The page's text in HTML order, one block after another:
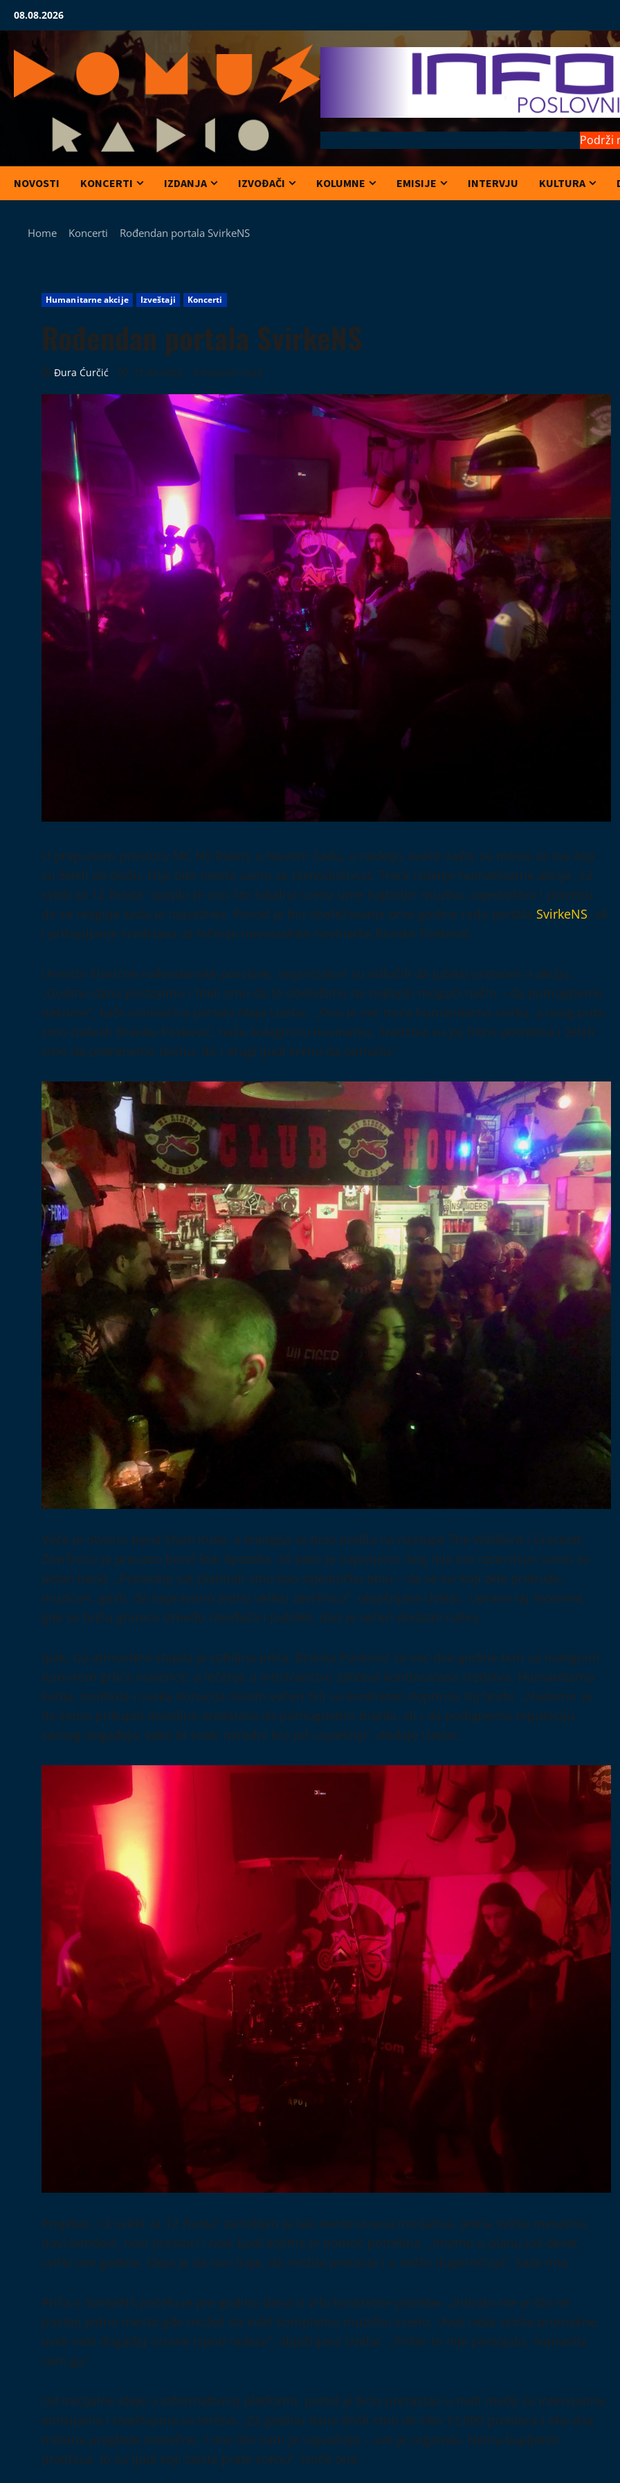
08.08.2026
Podrži
NOVOSTI KONCERTI IZDANJA IZVOĐAČI KOLUMNE EMISIJE INTERVJU KULTURA
Home Koncerti Rođendan portala SvirkeNS
Humanitarne akcije Izveštaji Koncerti
Rođendan portala SvirkeNS
Đura Ćurčić 27.04.2026 4 minutes read
U prepunom prostoru MC NS Riders u Novom Sadu, u nedelju uveče našlo se mesta za sve koji
su želeli da dođu. Nije bilo mesta samo za ravnodušnost. Treće izdanje humanitarne akcije „12
svirki za 12 života“ spojilo je ono što lokalna scena ume najbolje: muziku, zajedništvo i potrebu
da se reaguje kada je najvažnije. Povod je bio obeležavanje prve godine rada portala SvirkeNS, ali
i prikupljanje sredstava za lečenje novosadske novinarke Branke Pavković.
Umesto klasične rođendanske proslave, organizatori su odlučili da jubilej pretvore u akciju.
„Godinu dana postojimo i hteli smo da to obeležimo na najlepši mogući način – da pomognemo
nekome“, kaže osnivačica portala Maja Uzelac. „Ovo je već treća humanitarna svirka, a ovog puta
smo izabrali Branku Pavković, našu koleginicu novinarku. Sredstva su joj hitno potrebna i želeli
smo da pokrenemo lavinu, da i drugi ljudi krenu da pomažu.“
Veče je otvorio bend Stare Kuke, a energija se brzo prelila na nastupe The Wildbird i Crockett.
Završnicu je preuzeo bend Rok Apoteka, ali kako je najavljeno, kraj nije bio rezervisan samo za
jedan bend. „Poslednji sat planirali smo kao zajedničku binu – da se svi koji žele pridruže,
muzičari, gosti, da napravimo jednu veliku završnicu“, objašnjava Uzelac. Upravo taj moment,
gde se brišu granice između izvođača i publike, dao je večeri dodatni naboj.
Ipak, iza atmosfere stajala je ozbiljna priča. Branka Pavković se već dve godine bori sa malignim
tumorom grlića materice, a lečenje u inostranstvu zahteva kontinuirana sredstva. Humanitarna
kutija, tombola i svaka donacija tokom večeri bili su konkretan doprinos toj borbi. „Nadamo se
da ćemo prikupiti dovoljno sredstava da pomognemo Branki, ali i da podignemo reputaciju
samog događaja, kako bi svaki naredni bio još uspešniji“, dodaje Uzelac.
Projekat „12 svirki za 12 života“ zamišljen je kao kontinuirana inicijativa. Jedna svirka mesečno,
novi bendovi, novi prostori i novi ljudi kojima je pomoć potrebna. „Imamo u planu još devet
svirki ove godine. Ideja je da ovo traje, da možda preraste i u nešto dugoročnije“, kaže ona.
Priča o SvirkeNS počela je pre godinu dana iz vrlo konkretne potrebe. „Iritiralo me je što ne
postoji jedno mesto gde možeš da vidiš kompletnu muzičku scenu. Uvek neka svirka promakne,
uvek neki događaj ostane ispod radara“, objašnjava Uzelac. „Pošto to nije postojalo, napravila
sam ga.“
Od inicijalne ideje o informativnoj platformi, portal je brzo prerastao u mali medij sa intervjuima,
emisijama i izveštajima sa terena. „Za godinu dana došli smo do oko 12.000 pratilaca i oko dva
miliona pregleda mesečno. I ono što nam je najvažnije – sve je organski. Nema kupljenih
pratilaca, to su ljudi koji zaista prate scenu“, ističe ona.